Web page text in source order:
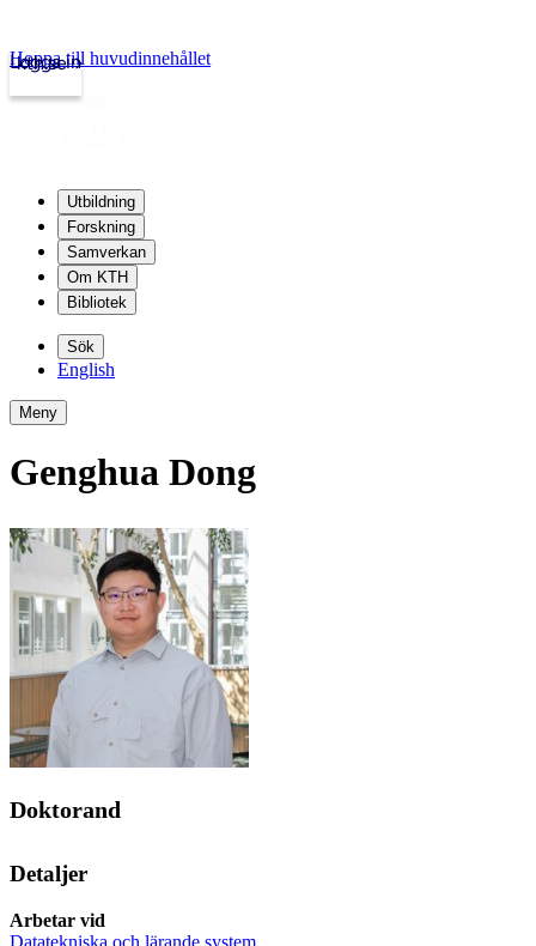
kth.se
Logga in
Hoppa till huvudinnehållet
Utbildning
Forskning
Samverkan
Om KTH
Bibliotek
Sök
English
Meny
Genghua Dong
Doktorand
Detaljer
Arbetar vid
Datatekniska och lärande system